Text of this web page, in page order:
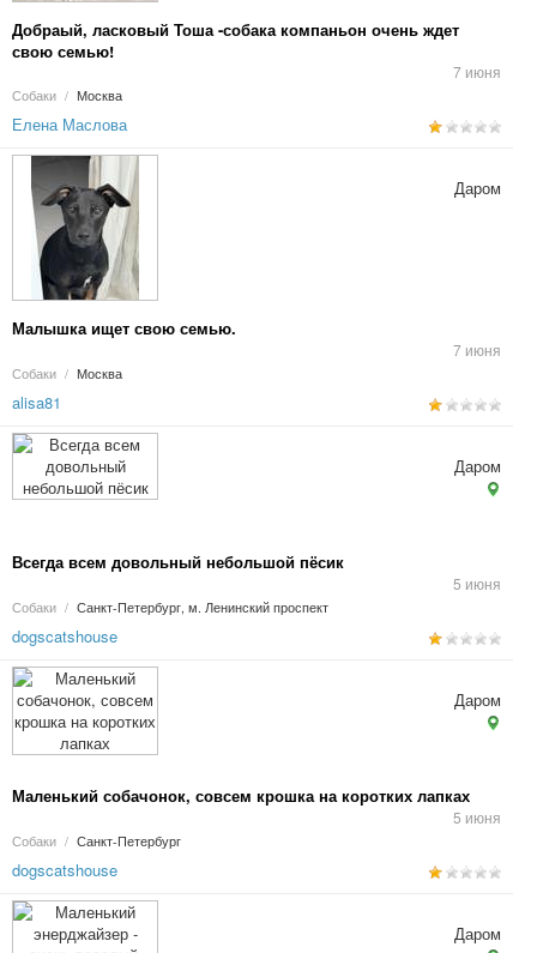
Добраый, ласковый Тоша -собака компаньон очень ждет
свою семью!
7 июня
Собаки / Москва
Елена Маслова
Малышка ищет свою семью.
7 июня
Собаки / Москва
Даром
alisa81
Всегда всем довольный небольшой пёсик
5 июня
Собаки / Санкт-Петербург, м. Ленинский проспект
Даром
dogscatshouse
Маленький собачонок, совсем крошка на коротких лапках
5 июня
Собаки / Санкт-Петербург
Даром
dogscatshouse
Даром